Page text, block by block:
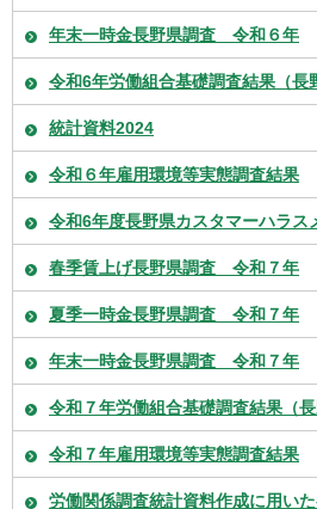
年末一時金長野県調査 令和６年
令和6年労働組合基礎調査結果（長
統計資料2024
令和６年雇用環境等実態調査結果
令和6年度長野県カスタマーハラス
春季賃上げ長野県調査 令和７年
夏季一時金長野県調査 令和７年
年末一時金長野県調査 令和７年
令和７年労働組合基礎調査結果（長
令和７年雇用環境等実態調査結果
労働関係調査統計資料作成に用い